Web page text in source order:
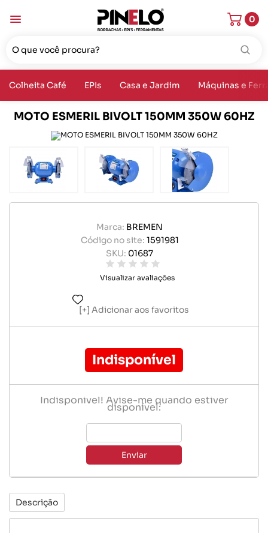
0
Colheita Café EPIs Casa e Jardim Máquinas e
MOTO ESMERIL BIVOLT 150MM 350W 60HZ
Marca: BREMEN
Código no site: 1591981
SKU: 01687
Visualizar avaliações
Adicionar aos favoritos
Indisponível
Indisponível! Avise-me quando estiver
disponível:
Enviar
Descrição